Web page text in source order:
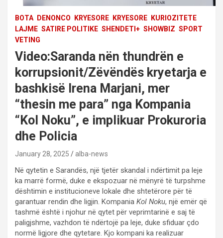
BOTA DENONCO KRYESORE KRYESORE
KURIOZITETE
LAJME SATIRE POLITIKE SHENDETI+ SHOWBIZ SPORT
VETING
Video:Saranda nën thundrën e
korrupsionit/Zëvëndës kryetarja e
bashkisë Irena Marjani, mer
“thesin me para” nga Kompania
“Kol Noku”, e implikuar Prokuroria
dhe Policia
January 28, 2025 alba-news
Në qytetin e Sarandës, një tjetër skandal i ndërtimit pa leje
ka marrë formë, duke e ekspozuar në mënyrë të turpshme
dështimin e institucioneve lokale dhe shtetërore për të
garantuar rendin dhe ligjin. Kompania Kol Noku, një emër që
tashmë është i njohur në qytet për veprimtarinë e saj të
paligjshme, vazhdon të ndërtojë pa leje, duke sfiduar çdo
normë ligjore dhe qytetare. Kjo kompani ka realizuar